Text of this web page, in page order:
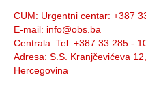
CUM: Urgentni centar: +387
E-mail: info@obs.ba
Centrala: Tel: +387 33 285 -
Adresa: S.S. Kranjčevićeva
Hercegovina